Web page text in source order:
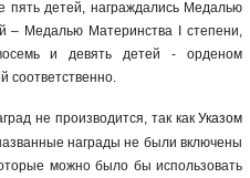
пять детей, награждались Медалью
– Медалью Материнства I степени,
и девять детей - орденом
соответственно.
не производится, так какУказом
награды не были включены
можно было бы использовать